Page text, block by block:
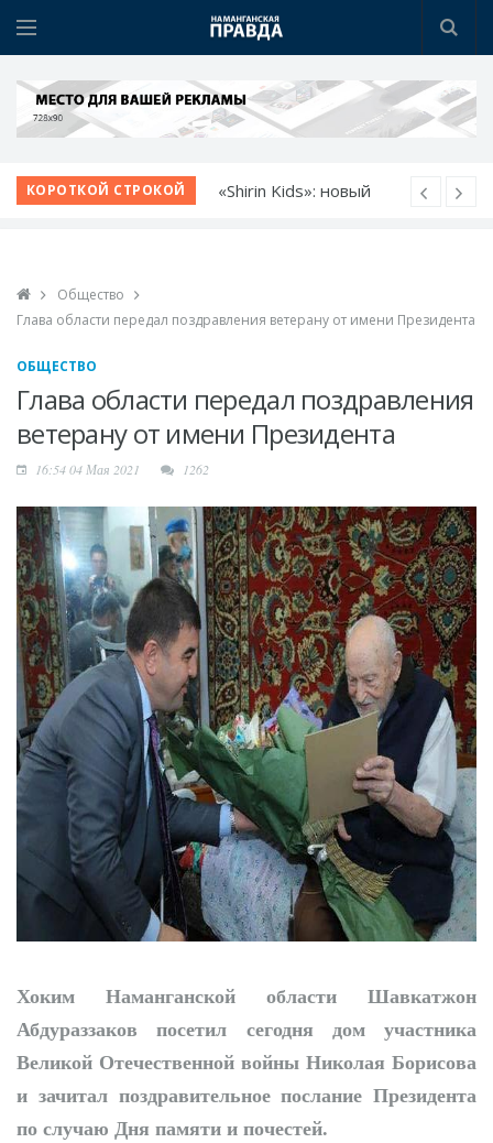
КОРОТКОЙ СТРОКОЙ
«Shirin Kids»: новый
Язык возможностей:
учебный центр
Прокурор области
обсудил с молодежью
Диалог без
формальностей: хоким
выслушал молодежь
Общество
Глава области передал поздравления ветерану от имени Президента
ОБЩЕСТВО
Глава области передал поздравления
ветерану от имени Президента
16:54 04 Мая 2021 1262
Хоким Наманганской области Шавкатжон
Абдураззаков посетил сегодня дом участника
Великой Отечественной войны Николая Борисова
и зачитал поздравительное послание Президента
по случаю Дня памяти и почестей.